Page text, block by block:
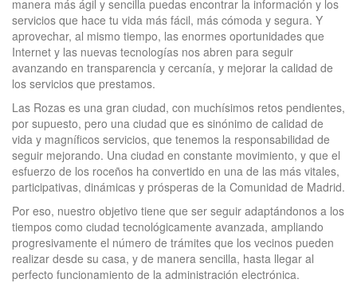
manera más ágil y sencilla puedas encontrar la información y los
servicios que hace tu vida más fácil, más cómoda y segura. Y
aprovechar, al mismo tiempo, las enormes oportunidades que
Internet y las nuevas tecnologías nos abren para seguir
avanzando en transparencia y cercanía, y mejorar la calidad de
los servicios que prestamos.
Las Rozas es una gran ciudad, con muchísimos retos pendientes,
por supuesto, pero una ciudad que es sinónimo de calidad de
vida y magníficos servicios, que tenemos la responsabilidad de
seguir mejorando. Una ciudad en constante movimiento, y que el
esfuerzo de los roceños ha convertido en una de las más vitales,
participativas, dinámicas y prósperas de la Comunidad de Madrid.
Por eso, nuestro objetivo tiene que ser seguir adaptándonos a los
tiempos como ciudad tecnológicamente avanzada, ampliando
progresivamente el número de trámites que los vecinos pueden
realizar desde su casa, y de manera sencilla, hasta llegar al
perfecto funcionamiento de la administración electrónica.